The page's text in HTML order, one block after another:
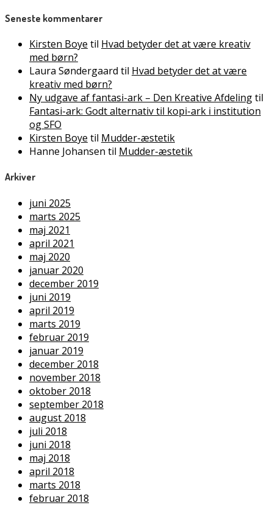
Seneste kommentarer
Kirsten Boye til Hvad betyder det at være kreativ
med børn?
Laura Søndergaard til Hvad betyder det at være
kreativ med børn?
Ny udgave af fantasi-ark – Den Kreative Afdelingtil
Fantasi-ark: Godt alternativ til kopi-ark i institution
og SFO
Kirsten Boye til Mudder-æstetik
Hanne Johansen til Mudder-æstetik
Arkiver
juni 2025
marts 2025
maj 2021
april 2021
maj 2020
januar 2020
december 2019
juni 2019
april 2019
marts 2019
februar 2019
januar 2019
december 2018
november 2018
oktober 2018
september 2018
august 2018
juli 2018
juni 2018
maj 2018
april 2018
marts 2018
februar 2018